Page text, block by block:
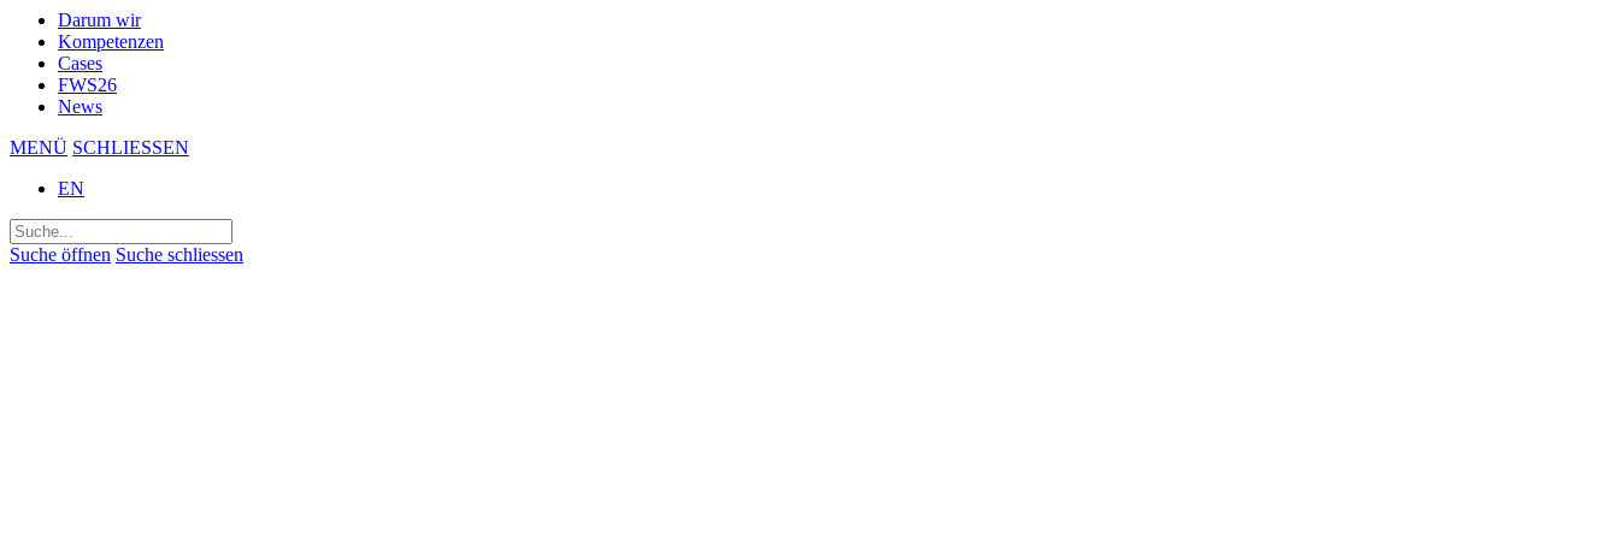
Darum wir
Kompetenzen
Cases
FWS26
News
MENÜ SCHLIESSEN
EN
Suchen
nach:
Suche öffnen Suche schliessen